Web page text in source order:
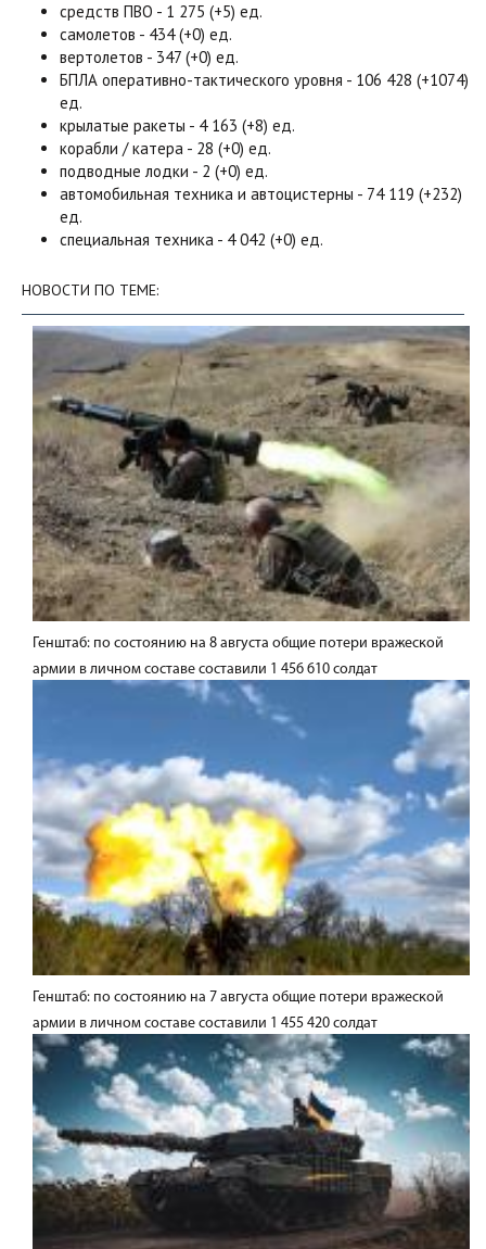
средств ПВО - 1 275 (+5) ед.
самолетов - 434 (+0) ед.
вертолетов - 347 (+0) ед.
БПЛА оперативно-тактического уровня - 106 428 (+1074)
ед.
крылатые ракеты - 4 163 (+8) ед.
корабли / катера - 28 (+0) ед.
подводные лодки - 2 (+0) ед.
автомобильная техника и автоцистерны - 74 119 (+232)
ед.
специальная техника - 4 042 (+0) ед.
НОВОСТИ ПО ТЕМЕ:
Генштаб: по состоянию на 8 августа общие потери вражеской
армии в личном составе составили 1 456 610 солдат
Генштаб: по состоянию на 7 августа общие потери вражеской
армии в личном составе составили 1 455 420 солдат